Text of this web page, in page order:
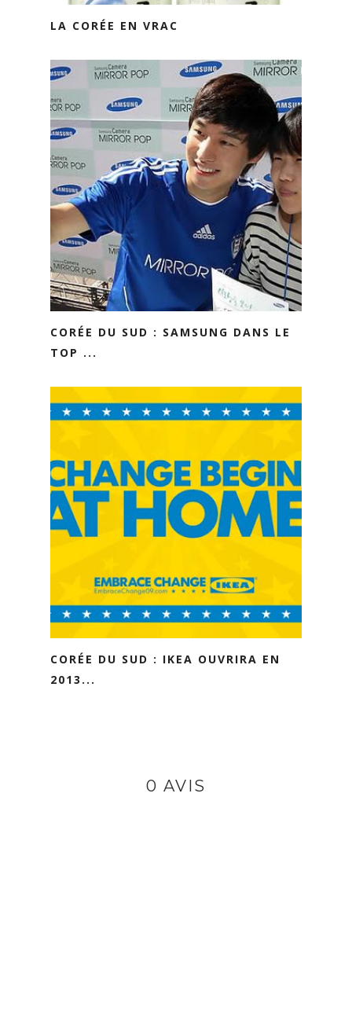
LA CORÉE EN VRAC
CORÉE DU SUD : SAMSUNG DANS LE
TOP ...
CORÉE DU SUD : IKEA OUVRIRA EN
2013...
0 AVIS